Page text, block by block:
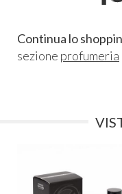
Continua lo
sezione profumeria